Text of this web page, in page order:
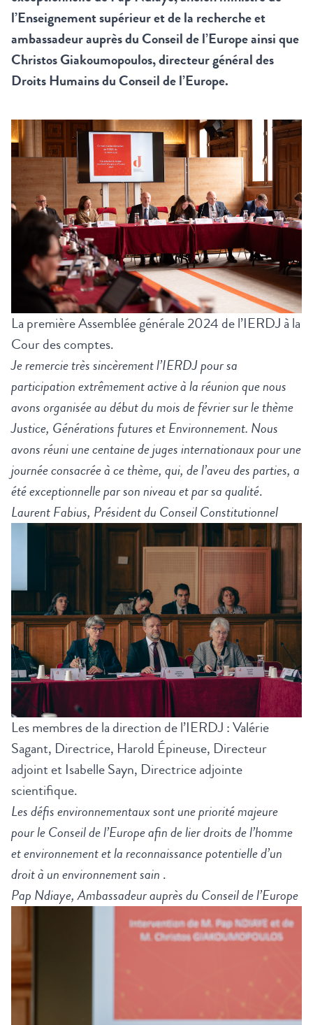
l’Enseignement supérieur et de la recherche et
ambassadeur auprès du Conseil de l’Europe ainsi que
Christos Giakoumopoulos, directeur général des
Droits Humains du Conseil de l’Europe.
La première Assemblée générale 2024 de l’IERDJ à la
Cour des comptes.
Je remercie très sincèrement l’IERDJ pour sa
participation extrêmement active à la réunion que nous
avons organisée au début du mois de février sur le thème
Justice, Générations futures et Environnement. Nous
avons réuni une centaine de juges internationaux pour une
journée consacrée à ce thème, qui, de l’aveu des parties, a
été exceptionnelle par son niveau et par sa qualité.
Laurent Fabius, Président du Conseil Constitutionnel
Les membres de la direction de l’IERDJ : Valérie
Sagant, Directrice, Harold Épineuse, Directeur
adjoint et Isabelle Sayn, Directrice adjointe
scientifique.
Les défis environnementaux sont une priorité majeure
pour le Conseil de l’Europe afin de lier droits de l’homme
et environnement et la reconnaissance potentielle d’un
droit à un environnement sain .
Pap Ndiaye, Ambassadeur auprès du Conseil de l’Europe